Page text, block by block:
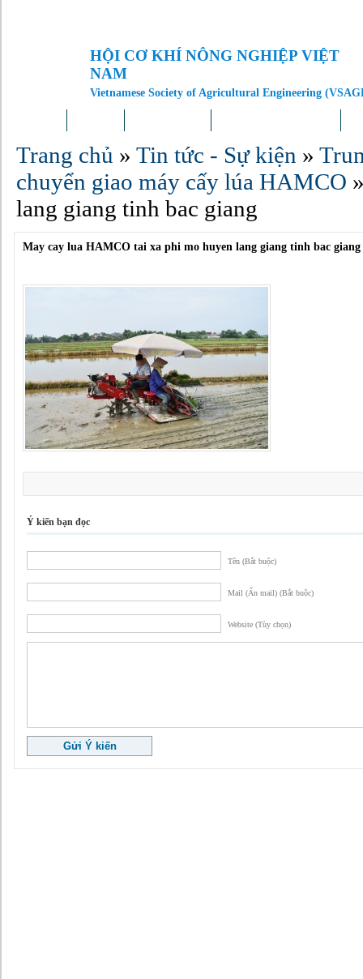
HỘI CƠ KHÍ NÔNG NGHIỆP VIỆT
NAM
Vietnamese Society of Agricultural Engineering
Trang chủ » Tin tức - Sự kiện »
chuyển giao máy cấy lúa HAMCO
lang giang tinh bac giang
May cay lua HAMCO tai xa phi mo huyen lang giang tinh bac giang
Ý kiến bạn đọc
Tên (Bắt buộc)
Mail (Ẩn mail) (Bắt buộc)
Website (Tùy chọn)